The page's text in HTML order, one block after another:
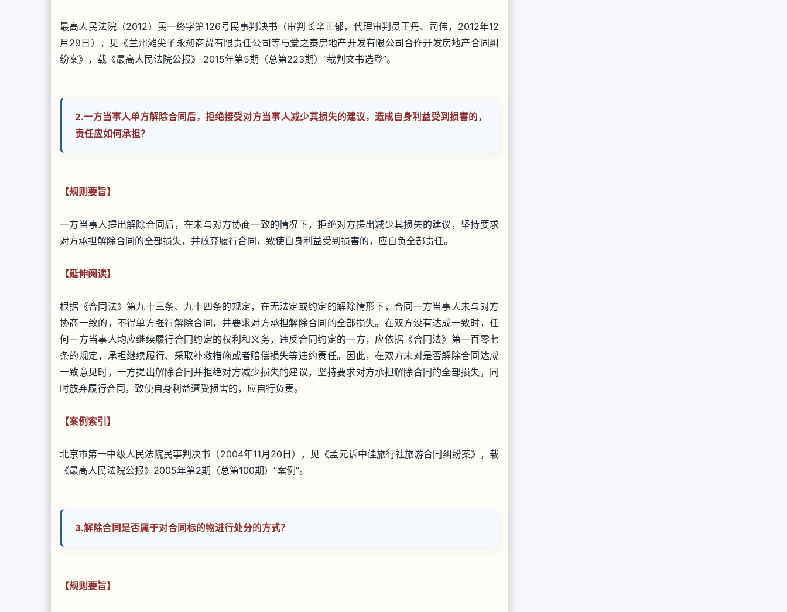
最高人民法院（2012）民一终字第126号民事判决书（审判长辛正郁，代理审判员王丹、司伟，2012年12
月29日），见《兰州滩尖子永昶商贸有限责任公司等与爱之泰房地产开发有限公司合作开发房地产合同纠
纷案》，载《最高人民法院公报》 2015年第5期（总第223期）“裁判文书选登”。
2.一方当事人单方解除合同后，拒绝接受对方当事人减少其损失的建议，造成自身利益受到损害的，
责任应如何承担？
【规则要旨】
一方当事人提出解除合同后，在未与对方协商一致的情况下，拒绝对方提出减少其损失的建议，坚持要求
对方承担解除合同的全部损失，并放弃履行合同，致使自身利益受到损害的，应自负全部责任。
【延伸阅读】
根据《合同法》第九十三条、九十四条的规定，在无法定或约定的解除情形下，合同一方当事人未与对方
协商一致的，不得单方强行解除合同，并要求对方承担解除合同的全部损失。在双方没有达成一致时，任
何一方当事人均应继续履行合同约定的权利和义务，违反合同约定的一方，应依据《合同法》第一百零七
条的规定，承担继续履行、采取补救措施或者赔偿损失等违约责任。因此，在双方未对是否解除合同达成
一致意见时，一方提出解除合同并拒绝对方减少损失的建议，坚持要求对方承担解除合同的全部损失，同
时放弃履行合同，致使自身利益遭受损害的，应自行负责。
【案例索引】
北京市第一中级人民法院民事判决书（2004年11月20日），见《孟元诉中佳旅行社旅游合同纠纷案》，载
《最高人民法院公报》2005年第2期（总第100期）“案例”。
3.解除合同是否属于对合同标的物进行处分的方式？
【规则要旨】